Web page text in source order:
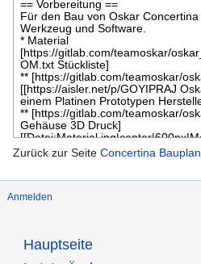
Zurück zur Seite Concertina Bauplan
Anmelden
Hauptseite